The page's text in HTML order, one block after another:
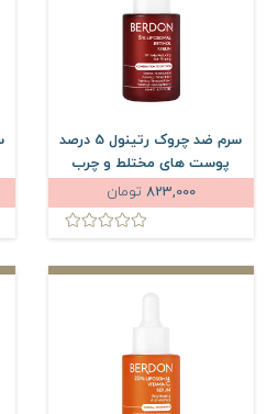
سرم ضد چروک رتینول 5 درصد
پوست های مختلط و چرب
بردون حجم 30 میلی لیتر
823,000 تومان